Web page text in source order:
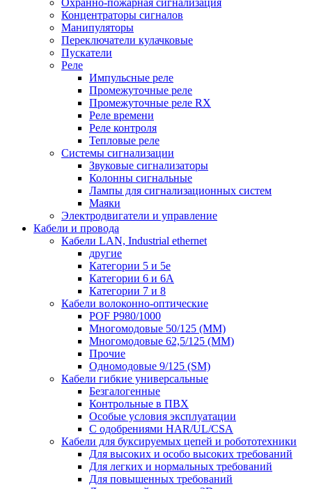
Концентраторы сигналов
Манипуляторы
Переключатели кулачковые
Пускатели
Реле
Импульсные реле
Промежуточные реле
Промежуточные реле RX
Реле времени
Реле контроля
Тепловые реле
Системы сигнализации
Звуковые сигнализаторы
Колонны сигнальные
Лампы для сигнализационных систем
Маяки
Электродвигатели и управление
Кабели и провода
Кабели LAN, Industrial ethernet
другие
Категории 5 и 5е
Категории 6 и 6A
Категории 7 и 8
Кабели волоконно-оптические
POF P980/1000
Многомодовые 50/125 (ММ)
Многомодовые 62,5/125 (ММ)
Прочие
Одномодовые 9/125 (SM)
Кабели гибкие универсальные
Безгалогенные
Контрольные в ПВХ
Особые условия эксплуатации
С одобрениями HAR/UL/CSA
Кабели для буксируемых цепей и робототехники
Для высоких и особо высоких требований
Для легких и нормальных требований
Для повышенных требований